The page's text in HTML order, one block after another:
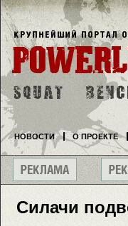
Силачи
НОВОСТИ О ПРОЕКТЕ